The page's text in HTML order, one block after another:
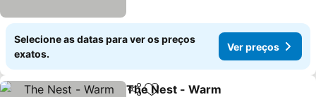
Selecione as datas para ver os preços
exatos.
Ver preços
The Nest - Warm